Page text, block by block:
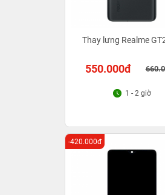
Thay lưng Realme
550.000đ
1 - 2 giờ
-420.000đ